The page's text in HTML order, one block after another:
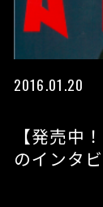
2016.01.20
【発売中
のインタ